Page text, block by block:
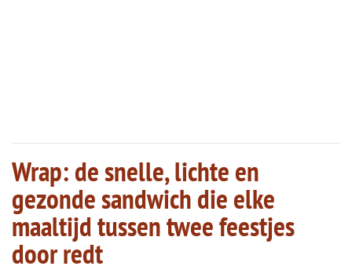
Wrap: de snelle, lichte en
gezonde sandwich die elke
maaltijd tussen twee feestjes
door redt